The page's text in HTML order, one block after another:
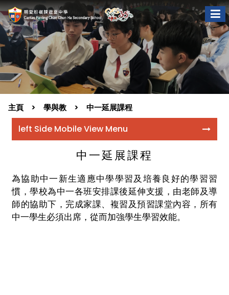
主頁 學與教 中一延展課程
left Side Mobile View Menu
中一延展課程
為協助中一新生適應中學學習及培養良好的學習習
慣，學校為中一各班安排課後延伸支援，由老師及導
師的協助下，完成家課、複習及預習課堂內容，所有
中一學生必須出席，從而加強學生學習效能。